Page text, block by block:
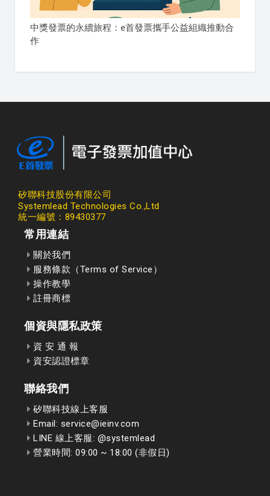
中獎發票的永續旅程：e首發票攜手公益組織推動合
作
矽聯科技股份有限公司
Systemlead Technologies Co.,Ltd
統一編號：89430377
常用連結
關於我們
服務條款（Terms of Service）
操作教學
註冊商標
個資與隱私政策
資 安 通 報
資安認證標章
聯絡我們
矽聯科技線上客服
Email: service@ieinv.com
LINE 線上客服: @systemlead
營業時間: 09:00 ~ 18:00 (非假日)